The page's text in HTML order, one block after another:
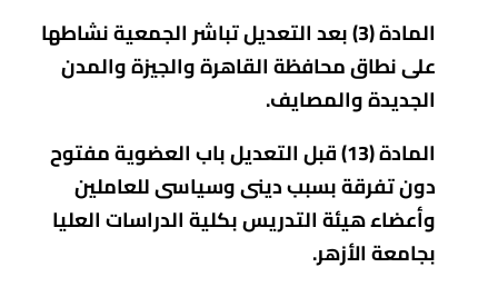
المادة (3) بعد التعديل تباشر الجمعية نشاطها
على نطاق محافظة القاهرة والجيزة والمدن
الجديدة والمصايف.
المادة (13) قبل التعديل باب العضوية مفتوح
دون تفرقة بسبب دينى وسياسى للعاملين
وأعضاء هيئة التدريس بكلية الدراسات العليا
بجامعة الأزهر.